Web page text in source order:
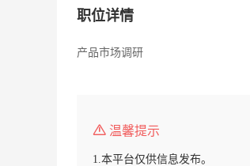
职位详情
产品市场调研
温馨提示
1.本平台仅供信息发布。